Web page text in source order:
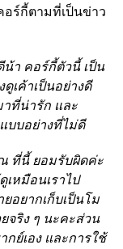
อร์กี้ตามที่เป็นข่าว
า คอร์กี้ตัวนี้ เป็น
เค้าเป็นอย่างดี
าที่น่ารัก และ
บบอย่างที่ไม่ดี
ที่นี้ ยอมรับผิดค่ะ
หมือนเราไป
อยากเก็บเป็นโม
จริง ๆ นะคะส่วน
ย์เอง และการใช้